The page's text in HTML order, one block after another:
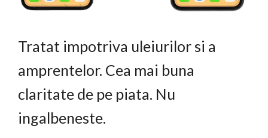
Tratat impotriva uleiurilor si a
amprentelor. Cea mai buna
claritate de pe piata. Nu
ingalbeneste.